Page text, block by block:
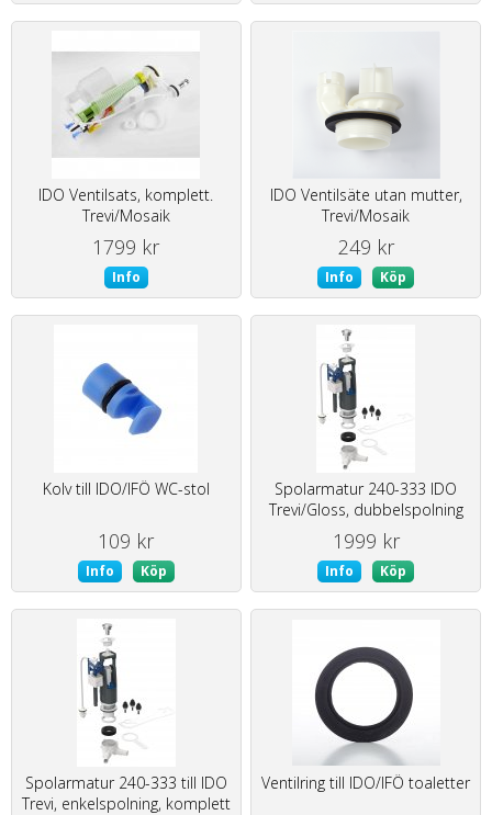
IDO Ventilsats, komplett.
Trevi/Mosaik
1799 kr
Info
IDO Ventilsäte utan mutter,
Trevi/Mosaik
249 kr
Info Köp
Kolv till IDO/IFÖ WC-stol
109 kr
Info Köp
Spolarmatur 240-333 IDO
Trevi/Gloss, dubbelspolning
1999 kr
Info Köp
Spolarmatur 240-333 till IDO
Trevi, enkelspolning, komplett
Ventilring till IDO/IFÖ toaletter